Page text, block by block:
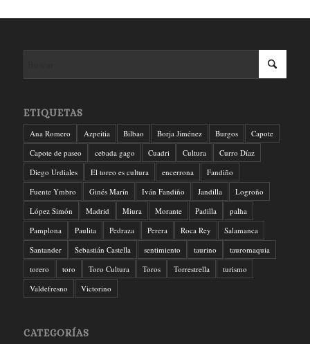
ETIQUETAS
Ana Romero Azpeitia Bilbao Borja Jiménez Burgos
Capote
Capote de paseo
cebada gago Cuadri Cultura
Curro Díaz
Diego Urdiales
El toreo es cultura encerrona
Fandiño
Fuente Ymbro
Ginés Marín Iván Fandiño Jandilla
Logroño
López Simón
Madrid Miura Morante Padilla
palha
Pamplona
Paulita Pedraza Perera Roca Rey
Salamanca
Santander
Sebastián Castella sentimiento taurino
tauromaquia
torero
toro Toro Cultura Toros Torrestrella
turismo
Valdefresno
Victorino
CATEGORÍAS